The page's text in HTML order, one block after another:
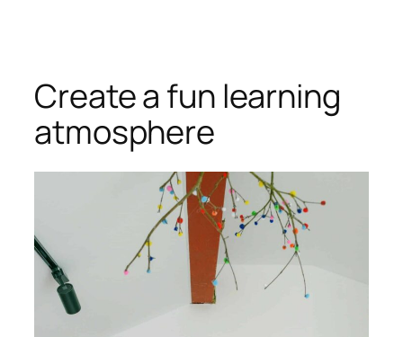
contentCreate a fun learning
atmosphere